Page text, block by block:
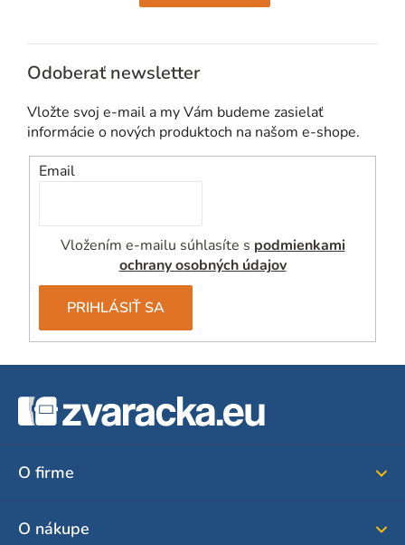
Odoberať newsletter
Vložte svoj e-mail a my Vám budeme zasielať
informácie o nových produktoch na našom e-shope.
Email
Vložením e-mailu súhlasíte s podmienkami
ochrany osobných údajov
PRIHLÁSIŤ SA
O firme
O nákupe